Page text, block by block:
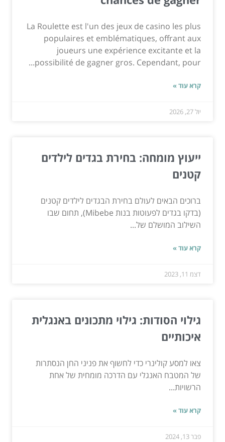
La Roulette est l'un des jeux de casino les plus
populaires et emblématiques, offrant aux
joueurs une expérience excitante et la
possibilité de gagner gros. Cependant, pour...
קרא עוד »
יול 27, 2026
ייעוץ מומחה: בחירת בגדים לילדים
קטנים
ברוכים הבאים לעולם בחירת הבגדים לילדים קטנים
(בדקו בגדים לפעוטות בנות Mibebe), תחום שבו
השילוב המושלם של...
קרא עוד »
דצמ 11, 2023
גילוי הסודות: גילוי מתכונים באנגלית
איכותיים
צאו למסע קולינרי כדי לחשוף את פניני החן הנסתרות
של המטבח האנגלי עם הדרכה מומחית של אחת
הרשויות...
קרא עוד »
פבר 13, 2024